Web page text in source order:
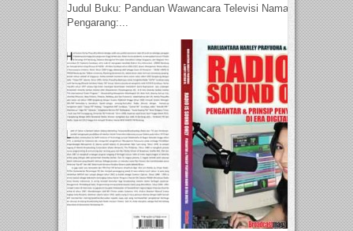
Judul Buku: Panduan Wawancara Televisi Nama
Pengarang:...